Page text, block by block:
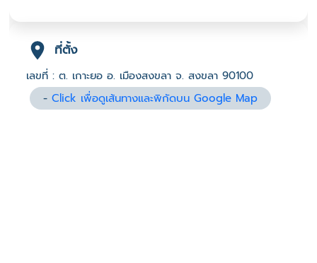
ที่ตั้ง
เลขที่ : ต. เกาะยอ อ. เมืองสงขลา จ. สงขลา 90100
-Click เพื่อดูเส้นทางและพิกัดบน Google Map